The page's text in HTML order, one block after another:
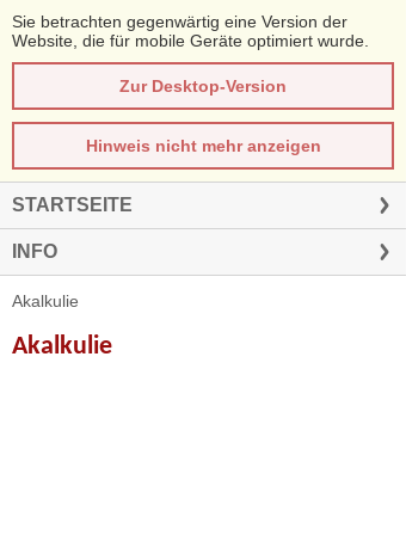
Sie betrachten gegenwärtig eine Version der
Website, die für mobile Geräte optimiert wurde.
Zur Desktop-Version
Hinweis nicht mehr anzeigen
STARTSEITE
INFO
Akalkulie
Akalkulie